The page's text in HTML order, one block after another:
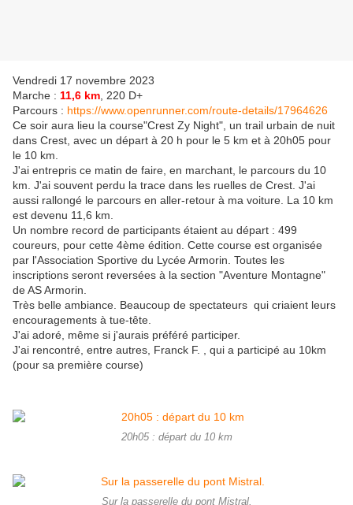
Vendredi 17 novembre 2023
Marche : 11,6 km , 220 D+
Parcours : https://www.openrunner.com/route-details/17964626
Ce soir aura lieu la course"Crest Zy Night", un trail urbain de nuit
dans Crest, avec un départ à 20 h pour le 5 km et à 20h05 pour
le 10 km.
J'ai entrepris ce matin de faire, en marchant, le parcours du 10
km. J'ai souvent perdu la trace dans les ruelles de Crest. J'ai
aussi rallongé le parcours en aller-retour à ma voiture. La 10 km
est devenu 11,6 km.
Un nombre record de participants étaient au départ : 499
coureurs, pour cette 4ème édition. Cette course est organisée
par l'Association Sportive du Lycée Armorin. Toutes les
inscriptions seront reversées à la section "Aventure Montagne"
deAS Armorin.
Très belle ambiance. Beaucoup de spectateurs qui criaient leurs
encouragements à tue-tête.
J'ai adoré, même si j'aurais préféré participer.
J'ai rencontré, entre autres, Franck F.
, qui a participé au 10km
(pour sa première course)
20h05 : départ du 10 km
Sur la passerelle du pont Mistral.